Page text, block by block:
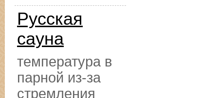
Русская
сауна
температура в
парной из-за
стремления